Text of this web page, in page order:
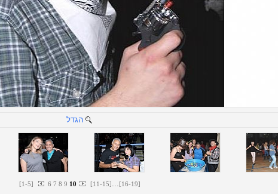
הגדל
[1-5] 6 7 8 9 10 [11-15]...[16-19]